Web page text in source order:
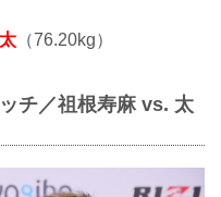
（76.20kg）
チ／祖根寿麻 vs. 太